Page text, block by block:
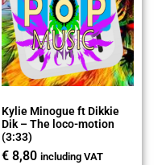
Kylie Minogue ft Dikkie
Dik – The loco-motion
(3:33)
€ 8,80 including VAT